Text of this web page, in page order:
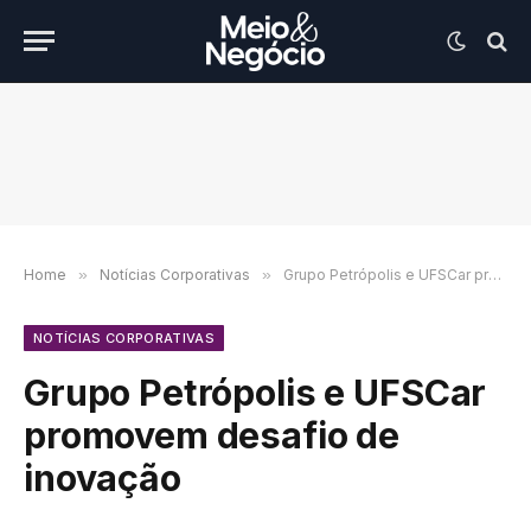
Home » Notícias Corporativas » Grupo Petrópolis e UFSCar promovem desafio de inovação
NOTÍCIAS CORPORATIVAS
Grupo Petrópolis e UFSCar
promovem desafio de
inovação